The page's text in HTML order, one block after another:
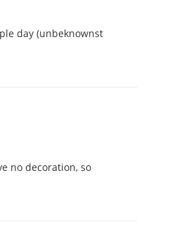
day (unbeknownst
no decoration, so